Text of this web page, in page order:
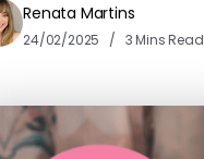
Renata Martins
24/02/2025 3 Mins Read